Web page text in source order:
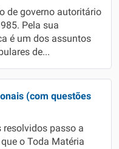
de governo autoritário
Pela sua
é um dos assuntos
de...
(com questões
resolvidos passo a
o Toda Matéria